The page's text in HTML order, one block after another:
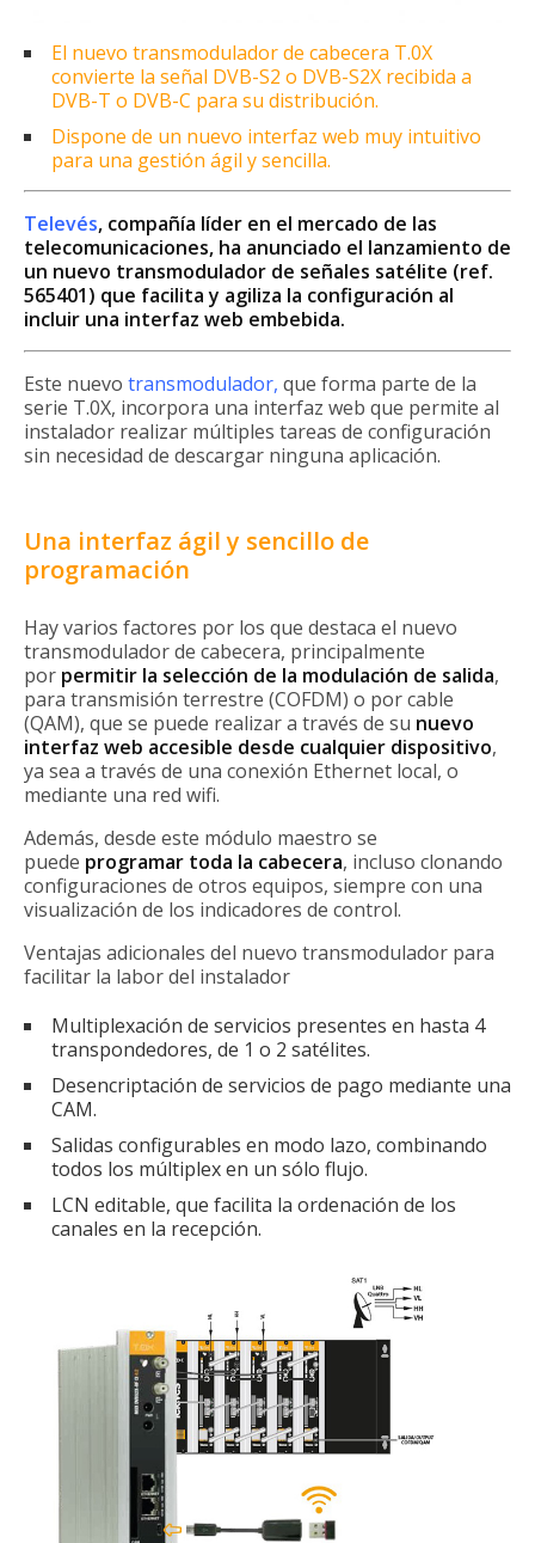
El nuevo transmodulador de cabecera T.0X
convierte la señal DVB-S2 o DVB-S2X recibida a
DVB-T o DVB-C para su distribución.
Dispone de un nuevo interfaz web muy intuitivo
para una gestión ágil y sencilla.
Televés, compañía líder en el mercado de las
telecomunicaciones, ha anunciado el lanzamiento de
un nuevo transmodulador de señales satélite (ref.
565401) que facilita y agiliza la configuración al
incluir una interfaz web embebida.
Este nuevo transmodulador, que forma parte de la
serie T.0X, incorpora una interfaz web que permite al
instalador realizar múltiples tareas de configuración
sin necesidad de descargar ninguna aplicación.
Una interfaz ágil y sencillo de
programación
Hay varios factores por los que destaca el nuevo
transmodulador de cabecera, principalmente
por permitir la selección de la modulación de salida,
para transmisión terrestre (COFDM) o por cable
(QAM), que se puede realizar a través de su nuevo
interfaz web accesible desde cualquier dispositivo,
ya sea a través de una conexión Ethernet local, o
mediante una red wifi.
Además, desde este módulo maestro se
puede programar toda la cabecera, incluso clonando
configuraciones de otros equipos, siempre con una
visualización de los indicadores de control.
Ventajas adicionales del nuevo transmodulador para
facilitar la labor del instalador
Multiplexación de servicios presentes en hasta 4
transpondedores, de 1 o 2 satélites.
Desencriptación de servicios de pago mediante una
CAM.
Salidas configurables en modo lazo, combinando
todos los múltiplex en un sólo flujo.
LCN editable, que facilita la ordenación de los
canales en la recepción.